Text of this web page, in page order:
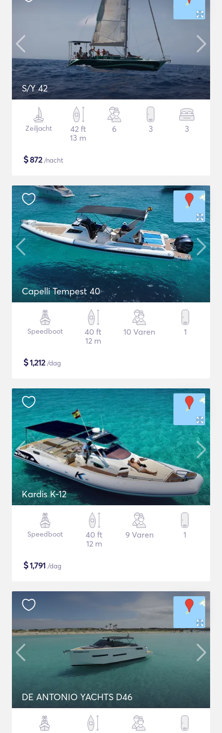
S/Y 42
Zeiljacht
42 ft
13 m
6 3 3
$872/nacht
Capelli Tempest 40
Speedboot
40 ft
12 m
10 Varen 1
$1,212/dag
Kardis K-12
Speedboot
40 ft
12 m
9 Varen 1
$1,791 /dag
DE ANTONIO YACHTS D46